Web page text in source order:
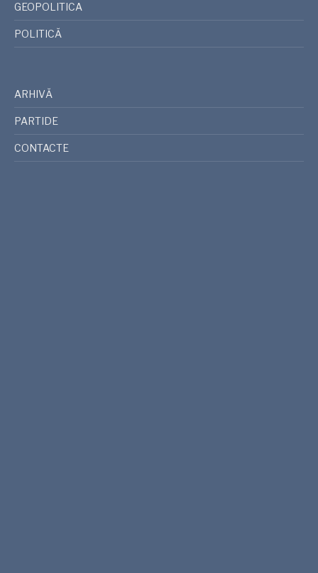
GEOPOLITICA
POLITICĂ
ARHIVĂ
PARTIDE
CONTACTE